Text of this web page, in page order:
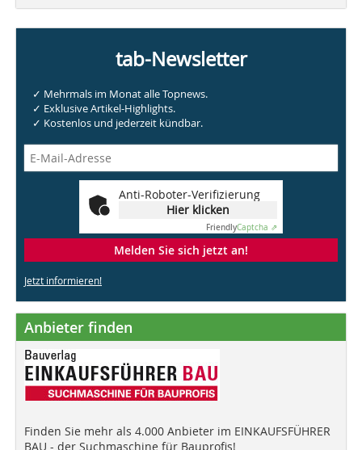
tab-Newsletter
✓ Mehrmals im Monat alle Topnews.
✓ Exklusive Artikel-Highlights.
✓ Kostenlos und jederzeit kündbar.
Anti-Roboter-Verifizierung
Hier klicken
FriendlyCaptcha ⇗
Melden Sie sich jetzt an!
Jetzt informieren!
Anbieter finden
Finden Sie mehr als 4.000 Anbieter im EINKAUFSFÜHRER
BAU - der Suchmaschine für Bauprofis!